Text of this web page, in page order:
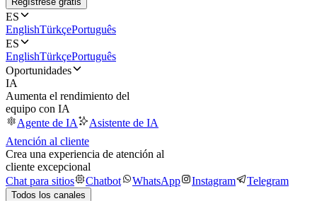
ES
EnglishTürkçePortuguês
ES
EnglishTürkçePortuguês
Oportunidades
IA
Aumenta el rendimiento del
equipo con IA
Agente de IA
Asistente de IA
Atención al cliente
Crea una experiencia de atención al
cliente excepcional
Chat para sitios
Chatbot WhatsApp Instagram Telegram
Todos los canales